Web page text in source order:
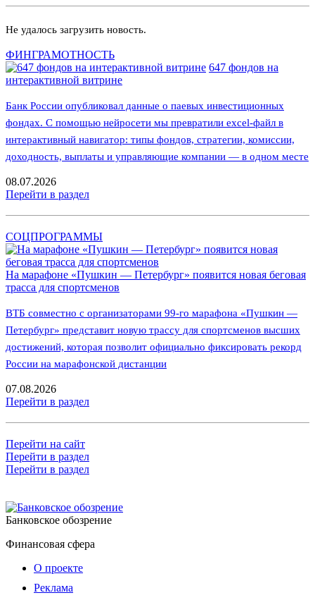
Не удалось загрузить новость.
ФИНГРАМОТНОСТЬ
647 фондов на
интерактивной витрине
Банк России опубликовал данные о паевых инвестиционных
фондах. С помощью нейросети мы превратили excel-файл в
интерактивный навигатор: типы фондов, стратегии, комиссии,
доходность, выплаты и управляющие компании — в одном месте
08.07.2026
Перейти в раздел
СОЦПРОГРАММЫ
На марафоне «Пушкин — Петербург» появится новая беговая
трасса для спортсменов
ВТБ совместно с организаторами 99-го марафона «Пушкин —
Петербург» представит новую трассу для спортсменов высших
достижений, которая позволит официально фиксировать рекорд
России на марафонской дистанции
07.08.2026
Перейти в раздел
Перейти на сайт
Перейти в раздел
Перейти в раздел
Банковское обозрение
Финансовая сфера
О проекте
Реклама